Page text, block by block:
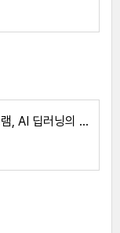
모자이크 제거, 앱, 프로그램, AI 딥러닝의 발전 - peterjun's life